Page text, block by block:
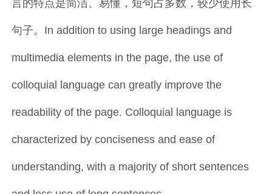
言的特点是简洁、易懂，短句占多数，较少使用长
句子。In addition to using large headings and
multimedia elements in the page, the use of
colloquial language can greatly improve the
readability of the page. Colloquial language is
characterized by conciseness and ease of
understanding, with a majority of short sentences